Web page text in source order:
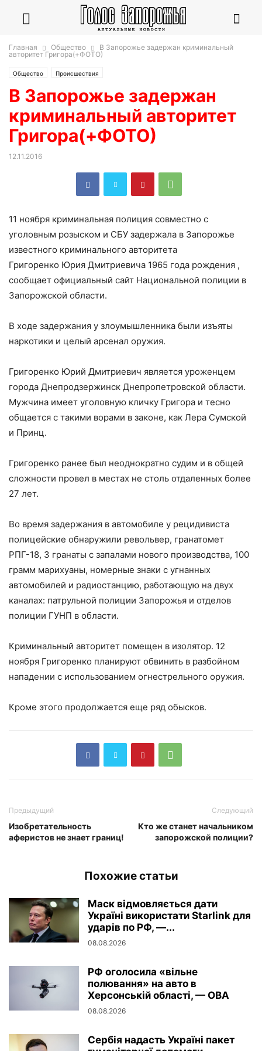
Главная Общество
В Запорожье задержан криминальный
авторитет Григора(+ФОТО)
Общество Происшествия
В Запорожье задержан
криминальный авторитет
Григора(+ФОТО)
12.11.2016
11 ноября криминальная полиция совместно с
уголовным розыском и СБУ задержала в Запорожье
известного криминального авторитета
Григоренко Юрия Дмитриевича 1965 года рождения ,
сообщает официальный сайт Национальной полиции в
Запорожской области.
В ходе задержания у злоумышленника были изъяты
наркотики и целый арсенал оружия.
Григоренко Юрий Дмитриевич является уроженцем
города Днепродзержинск Днепропетровской области.
Мужчина имеет уголовную кличку Григора и тесно
общается с такими ворами в законе, как Лера Сумской
и Принц.
Григоренко ранее был неоднократно судим и в общей
сложности провел в местах не столь отдаленных более
27 лет.
Во время задержания в автомобиле у рецидивиста
полицейские обнаружили револьвер, гранатомет
РПГ-18, 3 гранаты с запалами нового производства, 100
грамм марихуаны, номерные знаки с угнанных
автомобилей и радиостанцию, работающую на двух
каналах: патрульной полиции Запорожья и отделов
полиции ГУНП в области.
Криминальный авторитет помещен в изолятор. 12
ноября Григоренко планируют обвинить в разбойном
нападении с использованием огнестрельного оружия.
Кроме этого продолжается еще ряд обысков.
Предыдущий
Изобретательность
аферистов не знает границ!
Следующий
Кто же станет начальником
запорожской полиции?
Похожие статьи
Маск відмовляється дати
Україні використати Starlink для
ударів по РФ, —...
08.08.2026
РФ оголосила «вільне
полювання» на авто в
Херсонській області, — ОВА
08.08.2026
Сербія надасть Україні пакет